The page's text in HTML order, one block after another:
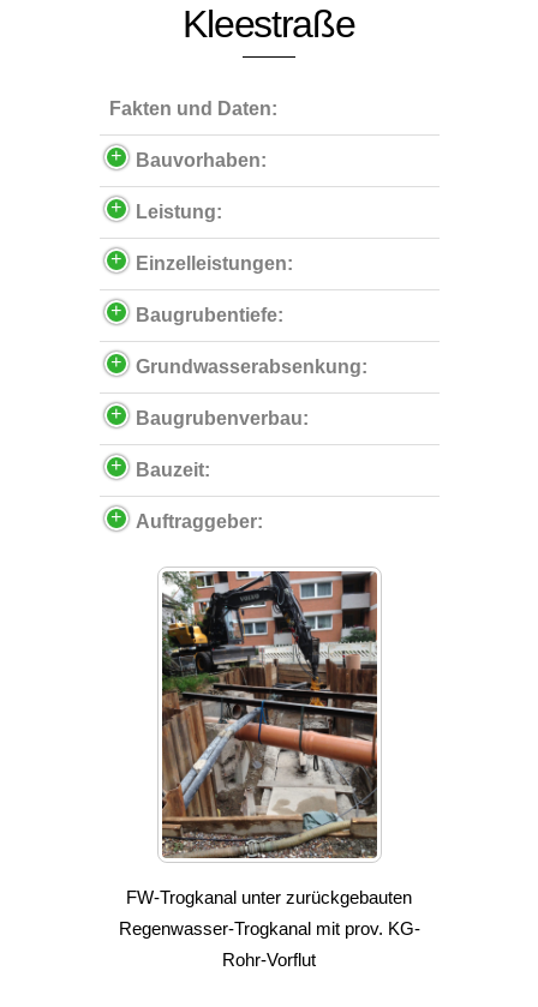
Kleestraße
Fakten und Daten:
Bauvorhaben:
Leistung:
Einzelleistungen:
Baugrubentiefe:
Grundwasserabsenkung:
Baugrubenverbau:
Bauzeit:
Auftraggeber:
FW-Trogkanal unter zurückgebauten
Regenwasser-Trogkanal mit prov. KG-
Rohr-Vorflut